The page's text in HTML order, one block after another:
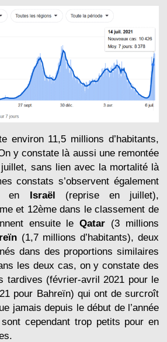
environ 11,5 millions d’habitants,
y constate là aussi une remontée
sans lien avec la mortalité là
constats s’observent également
en Israël
(reprise en juillet),
et 12ème dans le classement de
ensuite leQatar (3 millions
(1,7 millions d’habitants), deux
dans des proportions similaires
les deux cas, on y constate des
tardives (février-avril 2021 pour le
pour Bahreïn) qui ont de surcroît
jamais depuis le début de l’année
cependant trop petits pour en